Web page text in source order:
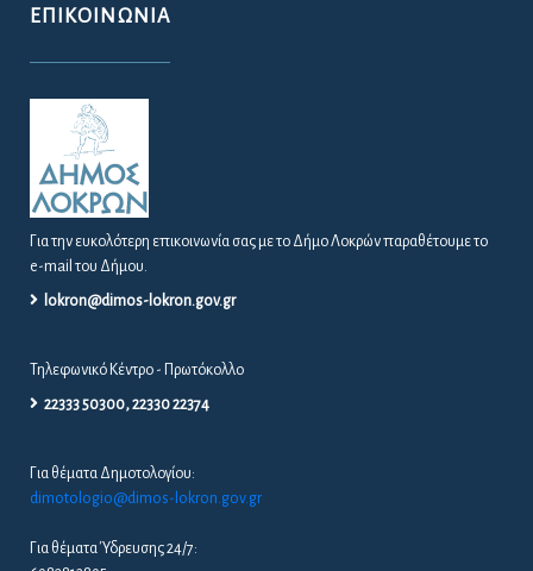
ΕΠΙΚΟΙΝΩΝΊΑ
Για την ευκολότερη επικοινωνία σας με το Δήμο Λοκρών παραθέτουμε το
e-mail του Δήμου.
lokron@dimos-lokron.gov.gr
Τηλεφωνικό Κέντρο - Πρωτόκολλο
22333 50300, 22330 22374
Για θέματα Δημοτολογίου:
dimotologio@dimos-lokron.gov.gr
Για θέματα Ύδρευσης 24/7: